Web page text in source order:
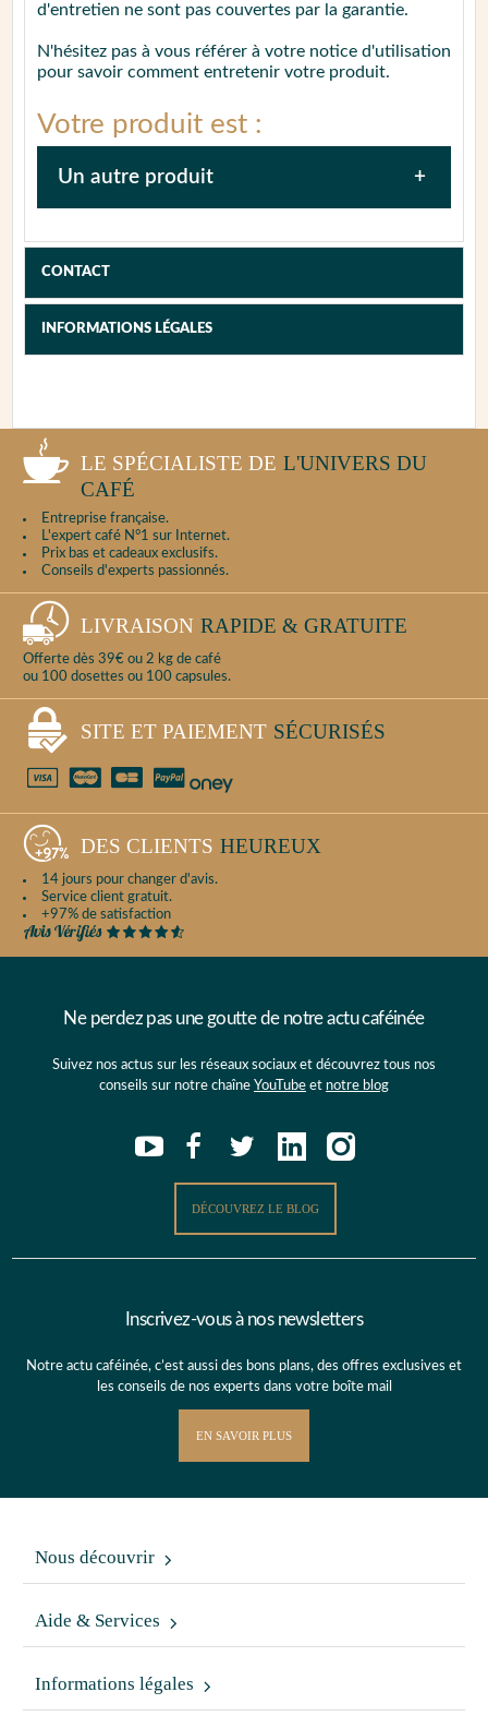
d'entretien ne sont pas couvertes par la garantie.
N'hésitez pas à vous référer à votre notice d'utilisation
pour savoir comment entretenir votre produit.
Votre produit est :
Un autre produit
Afin de faciliter la prise en charge de votre
temps, à tester l'appareil et essayer de
diagnostiquer la panne en vous reportant à la
notice afin de fournir le maximum d'informations
CONTACT
INFORMATIONS LÉGALES
LE SPÉCIALISTE DE L'UNIVERS DU
CAFÉ
Entreprise française.
L'expert café N°1 sur Internet.
Prix bas et cadeaux exclusifs.
Conseils d'experts passionnés.
LIVRAISON RAPIDE & GRATUITE
Offerte dès 39€ ou 2 kg de café
ou 100 dosettes ou 100 capsules.
SITE ET PAIEMENT SÉCURISÉS
DES CLIENTS HEUREUX
14 jours pour changer d'avis.
Service client gratuit.
+97% de satisfaction
Ne perdez pas une goutte de notre actu caféinée
Suivez nos actus sur les réseaux sociaux et découvrez tous nos
conseils sur notre chaîne YouTube et notre blog
DÉCOUVREZ LE BLOG
Inscrivez-vous à nos newsletters
Notre actu caféinée, c’est aussi des bons plans, des offres exclusives et
les conseils de nos experts dans votre boîte mail
EN SAVOIR PLUS
Nous découvrir
Aide & Services
Informations légales